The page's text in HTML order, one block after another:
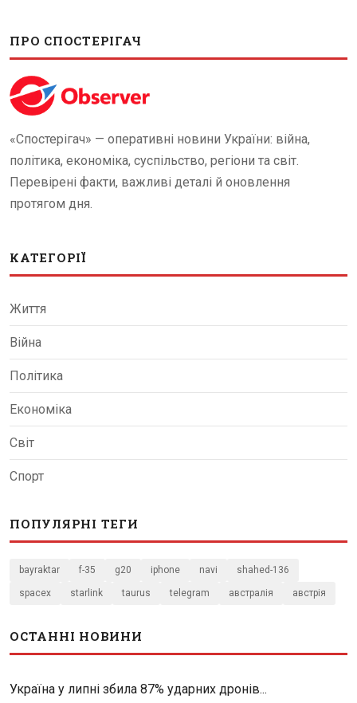
ПРО СПОСТЕРІГАЧ
«Спостерігач» — оперативні новини України: війна,
політика, економіка, суспільство, регіони та світ.
Перевірені факти, важливі деталі й оновлення
протягом дня.
КАТЕГОРІЇ
Життя
Війна
Політика
Економіка
Світ
Спорт
ПОПУЛЯРНІ ТЕГИ
bayraktar f-35 g20 iphone navi shahed-136
spacex starlink taurus telegram австралія австрія
ОСТАННІ НОВИНИ
Україна у липні збила 87% ударних дронів...